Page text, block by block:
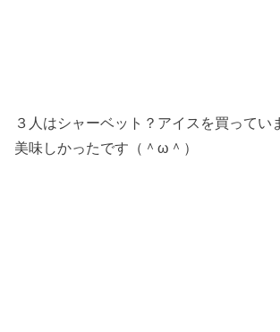
３人はシャーベット？アイスを買ってい
美味しかったです（＾ω＾）